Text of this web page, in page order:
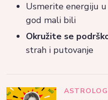
Usmerite energiju
god mali bili
Okružite se
strah i putovanje